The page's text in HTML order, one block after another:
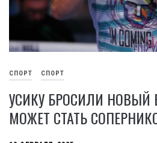
СПОРТ СПОРТ
УСИКУ БРОСИЛИ НОВЫЙ
МОЖЕТ СТАТЬ